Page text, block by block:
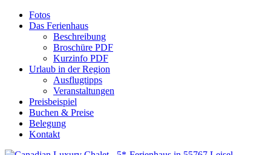
Fotos
Das Ferienhaus
Beschreibung
Broschüre PDF
Kurzinfo PDF
Urlaub in der Region
Ausflugtipps
Veranstaltungen
Preisbeispiel
Buchen & Preise
Belegung
Kontakt